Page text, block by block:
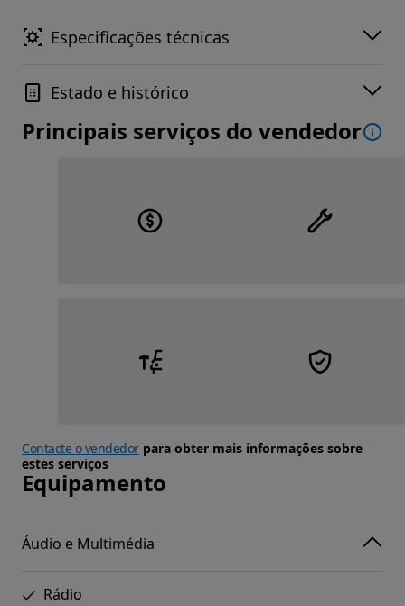
Especificações técnicas
Estado e histórico
Principais serviços do vendedor
Contacte o vendedorpara obter mais informações sobre
estes serviços
Equipamento
Áudio e Multimédia
Rádio